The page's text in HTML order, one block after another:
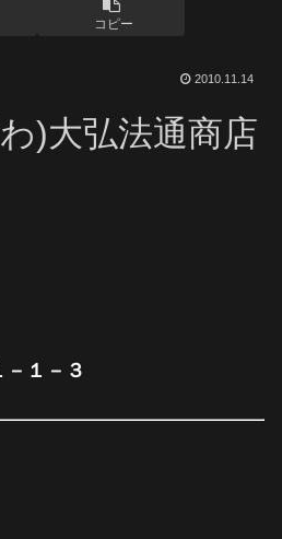
コピー
2010.11.14
)大弘法通商店
１－３